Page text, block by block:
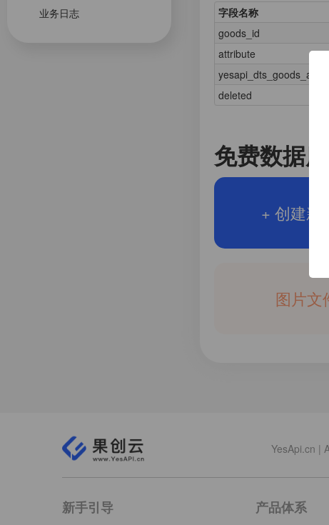
业务日志
字段名称
goods_id
attribute
deleted
免费数据库
+ 创建新
图片文
YesApi.cn |
新手引导 产品体系